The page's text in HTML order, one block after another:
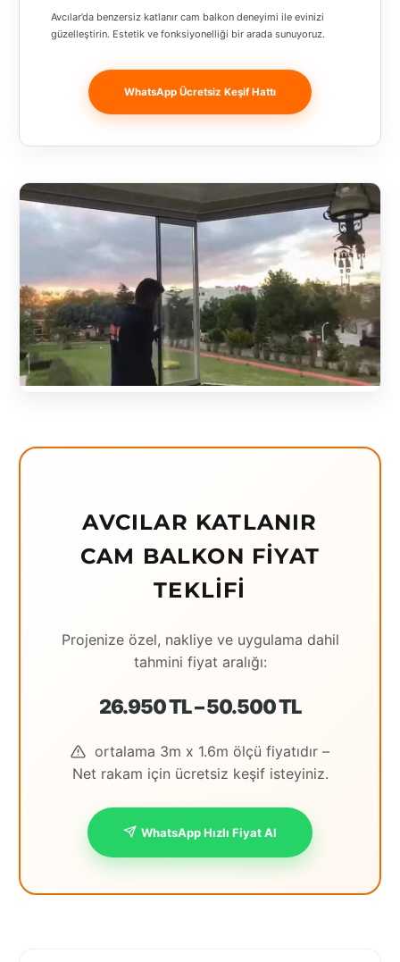
Avcılar’da benzersiz katlanır cam balkon deneyimi ile evinizi
güzelleştirin. Estetik ve fonksiyonelliği bir arada sunuyoruz.
WhatsApp Ücretsiz Keşif Hattı
AVCILAR KATLANIR
CAM BALKON FIYAT
TEKLIFI
Projenize özel, nakliye ve uygulama dahil
tahmini fiyat aralığı:
26.950 TL – 50.500 TL
ortalama 3m x 1.6m ölçü fiyatıdır –
Net rakam için ücretsiz keşif isteyiniz.
WhatsApp Hızlı Fiyat Al
Luka
București
Bulgaristan
Çanakkale
Çekya
Diyarbakır
Edirne
Erzincan
Erzrum
Gaziantep
Houston
İstanbul
İstanbul
Anadolu
Avrupa